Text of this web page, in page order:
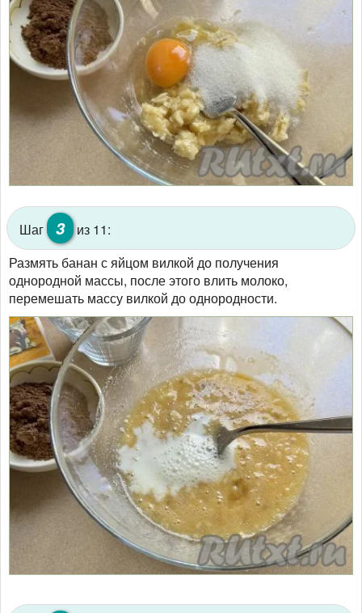
Шаг 3
из 11:
Размять банан с яйцом вилкой до получения
однородной массы, после этого влить молоко,
перемешать массу вилкой до однородности.